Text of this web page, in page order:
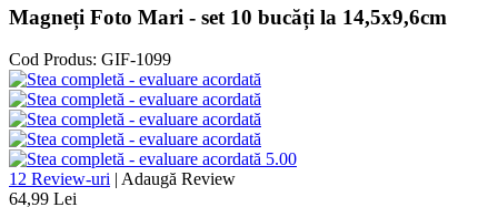
Magneți Foto Mari - set 10 bucăți la 14,5x9,6cm
Cod Produs: GIF-1099
5.00
12 Review-uri | Adaugă Review
64,99 Lei